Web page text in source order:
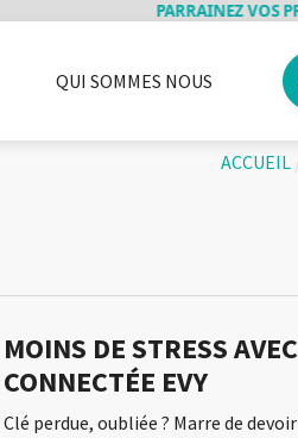
PARRAINEZ VOS PROCHES,
QUI SOMMES NOUS
ACCUEIL
MOINS DE STRESS
CONNECTÉE EVY
Clé perdue, oubliée ? Marre de